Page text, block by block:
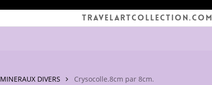
TRAVELARTCOLLECTION.COM
MINERAUX DIVERS Crysocolle.8cm par 8cm.